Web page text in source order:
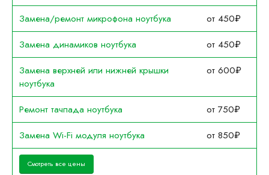
Замена/ремонт микрофона ноутбука
от 450₽
Замена динамиков ноутбука
от 450₽
Замена верхней или нижней крышки
ноутбука
от 600₽
Ремонт тачпада ноутбука
от 750₽
Замена Wi-Fi модуля ноутбука
от 850₽
Смотреть все цены